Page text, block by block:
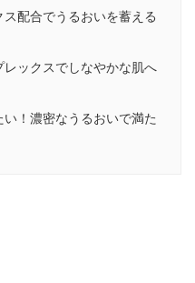
配合でうるおいを蓄える
ックスでしなやかな肌へ
！濃密なうるおいで満た